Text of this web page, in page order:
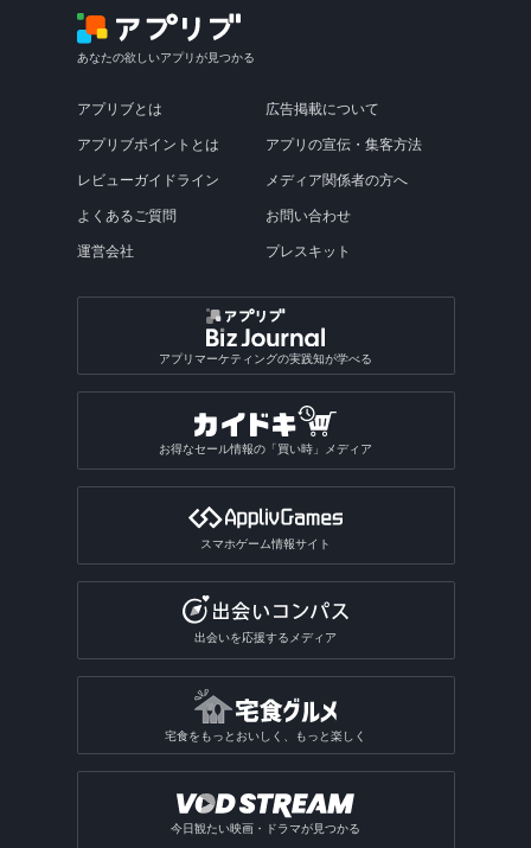
あなたの欲しいアプリが見つかる
アプリブとは
アプリブポイントとは
レビューガイドライン
よくあるご質問
運営会社
広告掲載について
アプリの宣伝・集客方法
メディア関係者の方へ
お問い合わせ
プレスキット
アプリマーケティングの実践知が学べる
お得なセール情報の「買い時」メディア
スマホゲーム情報サイト
出会いを応援するメディア
宅食をもっとおいしく、もっと楽しく
今日観たい映画・ドラマが見つかる